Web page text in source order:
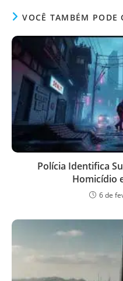
VOCÊ TAMBÉM PODE
Polícia Identifica
Homicídio
6 de